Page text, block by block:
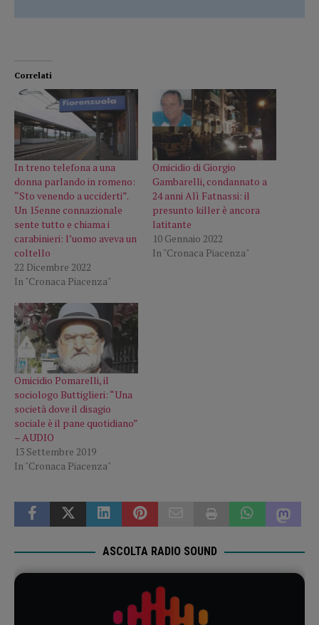
Correlati
In treno telefona a una
donna parlando in romeno:
“Sto venendo a ucciderti”.
Un 15enne connazionale
sente tutto e chiama i
carabinieri: l’uomo aveva un
coltello
22 Dicembre 2022
In "Cronaca Piacenza"
Omicidio di Giorgio
Gambarelli, condannato a
24 anni Alì Fatnassi: il
presunto killer è ancora
latitante
10 Gennaio 2022
In "Cronaca Piacenza"
Omicidio Pomarelli, il
sociologo Buttiglieri: “Una
società dove il disagio
sociale è il pane quotidiano”
– AUDIO
13 Settembre 2019
In "Cronaca Piacenza"
ASCOLTA RADIO SOUND